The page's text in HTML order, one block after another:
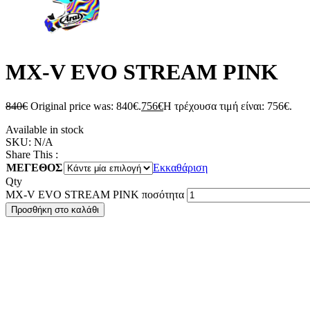
MX-V EVO STREAM PINK
840€ Original price was: 840€.756€Η τρέχουσα τιμή είναι: 756€.
Available in stock
SKU: N/A
Share This :
ΜΕΓΕΘΟΣ
Εκκαθάριση
Qty
MX-V EVO STREAM PINK ποσότητα
Προσθήκη στο καλάθι